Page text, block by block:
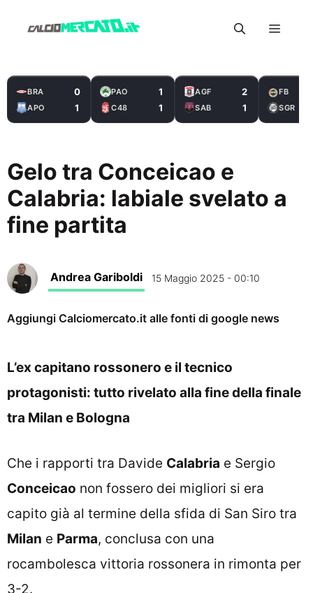
Menu
BRA 0
APO 1
PAO 1
C48 1
AGF 2
SAB 1
FB
SGR
Gelo tra Conceicao e
Calabria: labiale svelato a
fine partita
Andrea Gariboldi 15 Maggio 2025 - 00:10
Aggiungi Calciomercato.it alle fonti di google news
L’ex capitano rossonero e il tecnico
protagonisti: tutto rivelato alla fine della finale
tra Milan e Bologna
Che i rapporti tra Davide Calabria e Sergio
Conceicao non fossero dei migliori si era
capito già al termine della sfida di San Siro tra
Milan e Parma, conclusa con una
rocambolesca vittoria rossonera in rimonta per
3-2.